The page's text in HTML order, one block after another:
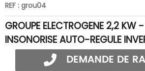
REF : grou04
GROUPE ELECTROGENE 2,2
INSONORISE AUTO-REGULE
DEMANDE DE